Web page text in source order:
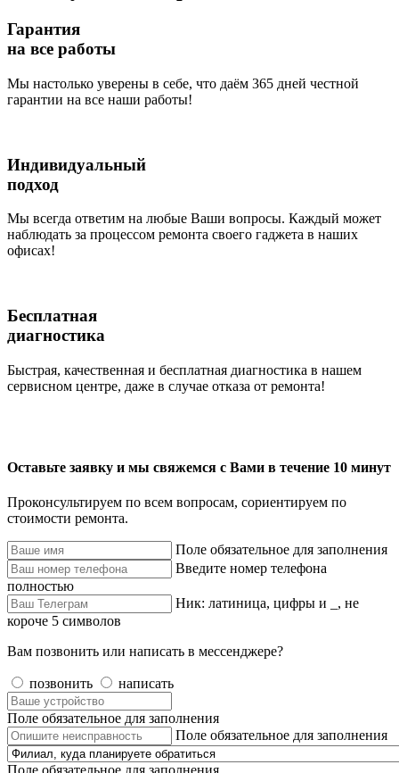
Гарантия
на все работы
Мы настолько уверены в себе, что даём 365 дней честной
гарантии на все наши работы!
Индивидуальный
подход
Мы всегда ответим на любые Ваши вопросы. Каждый может
наблюдать за процессом ремонта своего гаджета в наших
офисах!
Бесплатная
диагностика
Быстрая, качественная и бесплатная диагностика в нашем
сервисном центре, даже в случае отказа от ремонта!
Оставьте заявку и мы свяжемся с Вами в течение 10 минут
Проконсультируем по всем вопросам, сориентируем по
стоимости ремонта.
Поле обязательное для заполнения
Введите номер телефона
полностью
Ник: латиница, цифры и _, не
короче 5 символов
Вам позвонить или написать в мессенджере?
позвонить написать
Поле обязательное для заполнения
Поле обязательное для заполнения